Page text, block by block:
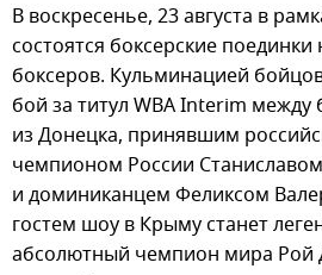
В воскресенье, 23 августа в
состоятся боксерские поединки
боксеров. Кульминацией
бой за титул WBA Interim между
из Донецка, принявшим
чемпионом России
и доминиканцем Феликсом
гостем шоу в Крыму станет
абсолютный чемпион мира